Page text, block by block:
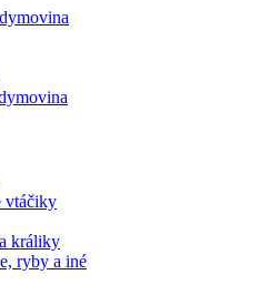
vtáčiky
králiky
ryby a iné